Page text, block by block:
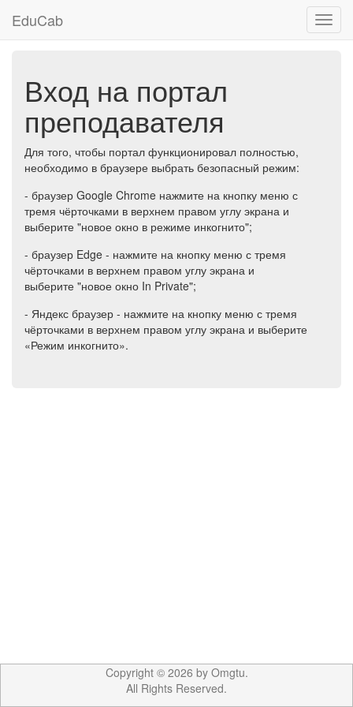
EduCab
Вход на портал
преподавателя
Для того, чтобы портал функционировал полностью,
необходимо в браузере выбрать безопасный режим:
- браузер Google Chrome нажмите на кнопку меню с
тремя чёрточками в верхнем правом углу экрана и
выберите "новое окно в режиме инкогнито";
- браузер Edge - нажмите на кнопку меню с тремя
чёрточками в верхнем правом углу экрана и
выберите "новое окно In Private";
- Яндекс браузер - нажмите на кнопку меню с тремя
чёрточками в верхнем правом углу экрана и выберите
«Режим инкогнито».
Copyright © 2026 by Omgtu.
All Rights Reserved.